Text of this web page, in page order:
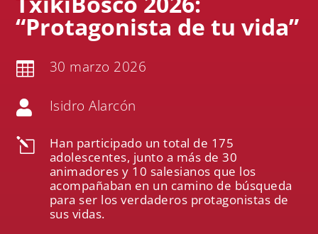
“Protagonista de tu vida”
 30 marzo 2026
 Isidro Alarcón
l
Han participado un total de 175
adolescentes, junto a más de 30
animadores y 10 salesianos que los
acompañaban en un camino de búsqueda
para ser los verdaderos protagonistas de
sus vidas.